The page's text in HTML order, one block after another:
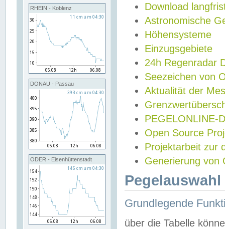
RHEIN - Koblenz
DONAU - Passau
ODER - Eisenhüttenstadt
Download
Astronomische
Höhensysteme
Einzugsgebiete
24h Regenradar
Seezeichen von
Aktualität der
PEGELONLINE-
Open Source
Projektarbeit zur
Generierung von
Grundlegende
über die Tabelle